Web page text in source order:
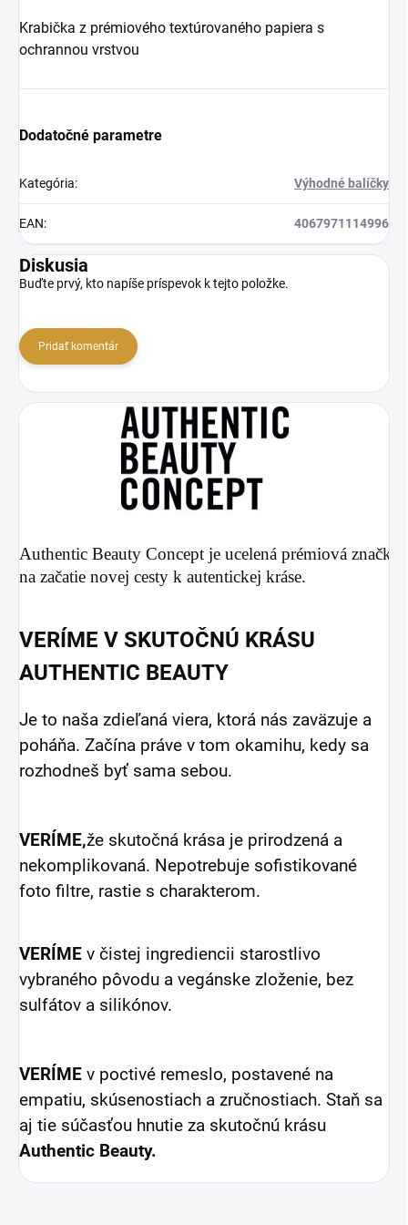
Krabička z prémiového textúrovaného papiera s
ochrannou vrstvou
Dodatočné parametre
Kategória: Výhodné balíčky
EAN: 4067971114996
Diskusia
Buďte prvý, kto napíše príspevok k tejto položke.
Pridať komentár
Authentic Beauty Concept je ucelená prémiová
na začatie novej cesty k autentickej kráse.
VERÍME V SKUTOČNÚ KRÁSU
AUTHENTIC BEAUTY
Je to naša zdieľaná viera, ktorá nás zaväzuje a
poháňa. Začína práve v tom okamihu, kedy sa
rozhodneš byť sama sebou.
VERÍME,že skutočná krása je prirodzená a
nekomplikovaná. Nepotrebuje sofistikované
foto filtre, rastie s charakterom.
VERÍME v čistej ingrediencii starostlivo
vybraného pôvodu a vegánske zloženie, bez
sulfátov a silikónov.
VERÍME v poctivé remeslo, postavené na
empatiu, skúsenostiach a zručnostiach. Staň sa
aj tie súčasťou hnutie za skutočnú krásu
Authentic Beauty.